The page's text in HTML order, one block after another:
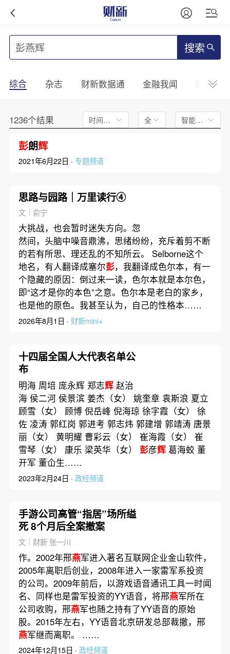
搜索
综合 杂志 财新数据通 金融我闻 财新
1236个结果 时间不限 全文 智能排序
彭朗辉
2021年6月22日 · 专题频道
思路与园路｜万里读行④
文｜俞宁
大挑战，也会暂时迷失方向。忽
然间，头脑中噪音鼎沸，思绪纷纷，充斥着剪不断
的若有所思、理还乱的不知所云。 Selborne这个
地名，有人翻译成塞尔彭，我翻译成色尔本，有一
个隐藏的原因：倒过来一读，色尔本就是本尔色，
即“这才是你的本色”之意。色尔本是老白的家乡，
也是他的原色。我甚至认为，自己的性格本……
2026年8月1日 · 财新mini+
十四届全国人大代表名单公
布
明海 周培 庞永辉 郑志辉赵治
海 侯二河 侯景滨 姜杰（女） 姚奎章 袁斯浪 夏立
顾雪（女） 顾博 倪岳峰 倪海琼 徐字霞（女） 徐
佐 凌涛 郭红岗 郭进考 郭志炜 郭建增 郭靖涛 唐景
丽（女） 黄明耀 曹彩云（女） 崔海霞（女） 崔
雪琴（女） 康乐 梁英华（女） 彭彦辉葛海蛟 董
开军 董仚生……
2023年2月24日 · 政经频道
手游公司高管“指居”场所缢
死 8个月后全案撤案
文｜财新 张一川
作。2002年邢燕军进入著名互联网企业金山软件，
2005年离职后创业，2008年进入一家雷军系投资
的公司。2009年前后，以游戏语音通讯工具一时闻
名、同样也是雷军投资的YY语音，将邢燕军所在
公司收购，邢燕军也随之持有了YY语音的原始
股。2015年左右，YY语音北京研发总部裁撤，邢
燕军继而离职。 ……
2024年12月15日 · 政经频道